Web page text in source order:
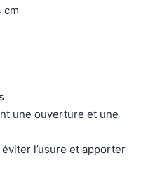
cm
une ouverture et une
l’usure et apporter